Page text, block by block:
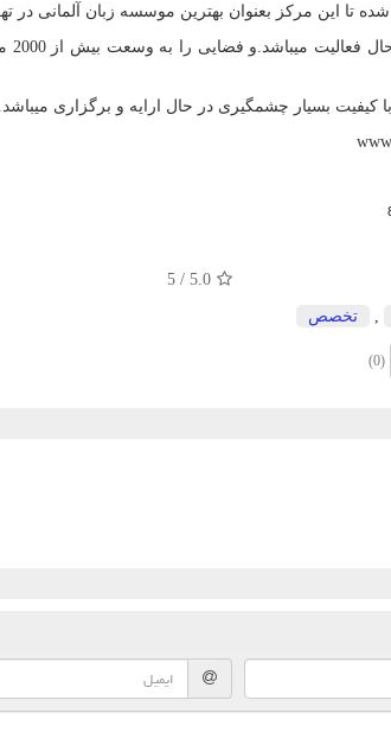
کیفیت بسیار چشمگیری در حال ارایه و برگزاری میباشد.
5.0
/
5
, تخصص
(0)